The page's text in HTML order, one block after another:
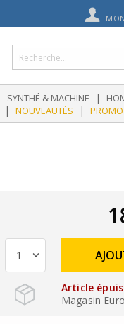
SYNTHÉ & MACHINE |
| NOUVEAUTÉS | PROMO
Article
Magasin